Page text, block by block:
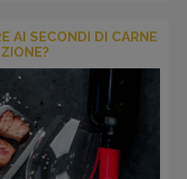
AI SECONDI DI CARNE